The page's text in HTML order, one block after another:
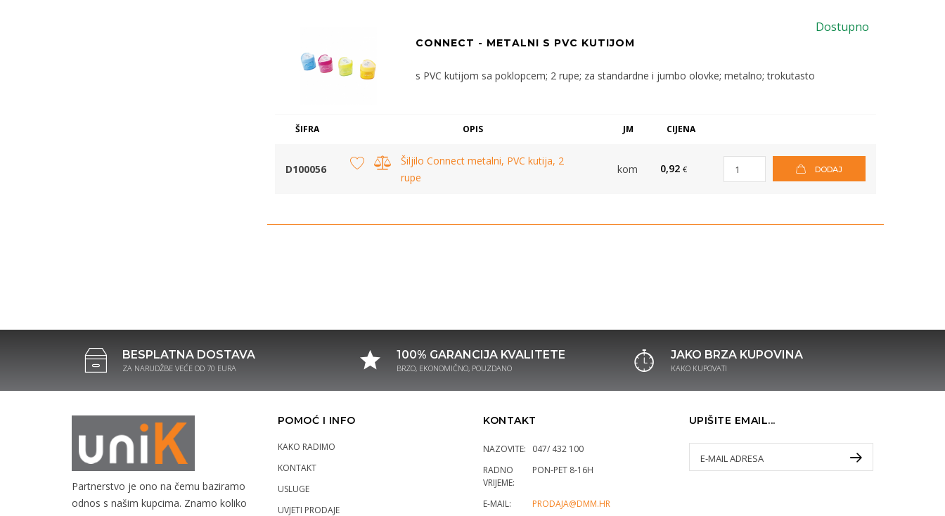
Dostupno
CONNECT - METALNI S PVC KUTIJOM
s PVC kutijom sa poklopcem; 2 rupe; za standardne i jumbo olovke; metalno; trokutasto
ŠIFRA OPIS JM CIJENA
D100056
Šiljilo Connect metalni, PVC kutija, 2
rupe
kom 0,92 € DODAJ
BESPLATNA DOSTAVA
ZA NARUDŽBE VEĆE OD 70 EURA
100% GARANCIJA KVALITETE
BRZO, EKONOMIČNO, POUZDANO
JAKO BRZA KUPOVINA
KAKO KUPOVATI
Partnerstvo je ono na čemu baziramo
odnos s našim kupcima. Znamo koliko
POMOĆ I INFO
KAKO RADIMO
KONTAKT
USLUGE
UVJETI PRODAJE
KONTAKT
NAZOVITE:
047/ 432 100
RADNO
VRIJEME:
PON-PET 8-16H
E-MAIL: PRODAJA@DMM.HR
UPIŠITE EMAIL...